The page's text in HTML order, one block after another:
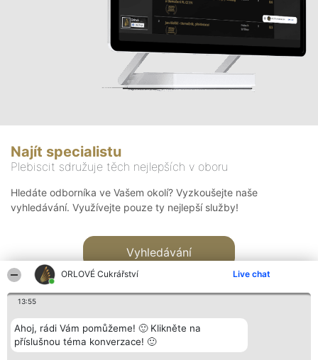
ORLOVÉ Cukrářství Live chat
13:55
Ahoj, rádi Vám pomůžeme! 🙂 Klikněte na
příslušnou téma konverzace! 🙂
Najít specialistu
Plebiscit sdružuje těch nejlepších v oboru
Hledáte odborníka ve Vašem okolí? Vyzkoušejte naše
vyhledávání. Využívejte pouze ty nejlepší služby!
Vyhledávání